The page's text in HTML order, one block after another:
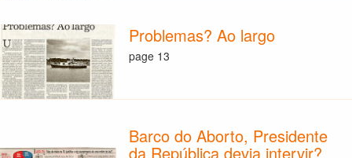
Problemas? Ao largo
page 13
Barco do Aborto, Presidente
da República devia intervir?